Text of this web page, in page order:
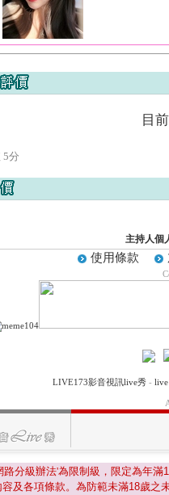
目
5分
主持人個
使用條款
LIVE173影音視訊live秀-
路分級辦法'為限制級，限定為年滿
及各項條款。為防範未滿18歲之